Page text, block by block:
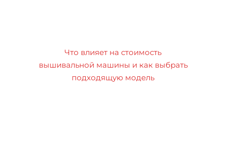
Что влияет на стоимость
вышивальной машины и как выбрать
подходящую модель